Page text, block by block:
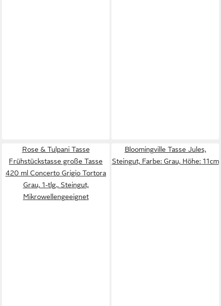
Rose & Tulpani Tasse
Frühstückstasse große Tasse
420 ml Concerto Grigio Tortora
Grau, 1-tlg., Steingut,
Mikrowellengeeignet
Bloomingville Tasse Jules,
Steingut, Farbe: Grau, Höhe: 11cm